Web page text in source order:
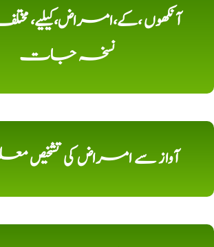
آنکھوں ،کے،امراض،کیلیے،
نسخہ جات
آواز سے امراض کی تشخیص